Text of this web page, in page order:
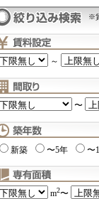
※
～
〜
新築 〜5年 〜
m2〜